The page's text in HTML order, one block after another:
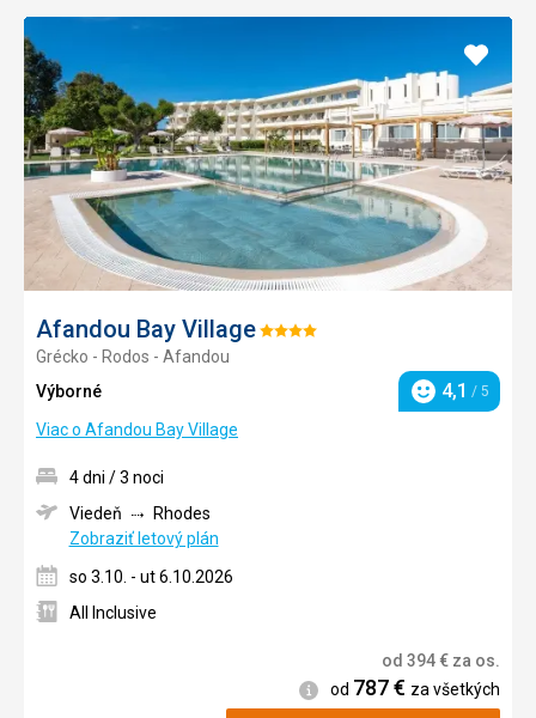
Afandou Bay VillageHodnotenie:
Grécko - Rodos - Afandou
Výborné
Hodnotenie
4,1 / 5
Viac o Afandou Bay Village
Pridať
4 dni / 3 noci
Viedeň
Rhodes
Zobraziť letový plán
so 3.10. - ut 6.10.2026
All Inclusive
od 394€ za os.
Informácie
od 787€ za všetkých